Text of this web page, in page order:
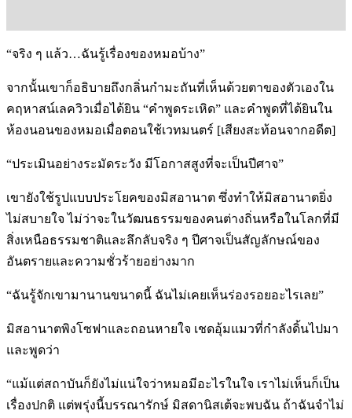
“จริง ๆ แล้ว…ฉันรู้เรื่องของหมอบ้าง”
จากนั้นเขาก็อธิบายถึงกลิ่นกำมะถันที่เห็นด้วยตาของตัวเองใน
คฤหาสน์เลควิวเมื่อได้ยิน “คำพูดระเหิด” และคำพูดที่ได้ยินใน
ห้องนอนของหมอเมื่อตอนใช้เวทมนตร์ [เสียงสะท้อนจากอดีต]
“ประเมินอย่างระมัดระวัง มีโอกาสสูงที่จะเป็นปีศาจ”
เขายังใช้รูปแบบประโยคของมิสอานาต ซึ่งทำให้มิสอานาตยิ่ง
ไม่สบายใจ ไม่ว่าจะในวัฒนธรรมของคนต่างถิ่นหรือในโลกที่มี
สิ่งเหนือธรรมชาติและลึกลับจริง ๆ ปีศาจเป็นสัญลักษณ์ของ
อันตรายและความชั่วร้ายอย่างมาก
“ฉันรู้จักเขามานานขนาดนี้ ฉันไม่เคยเห็นร่องรอยอะไรเลย”
มิสอานาตพิงโซฟาและถอนหายใจ เชดอุ้มแมวที่กำลังดิ้นไปมา
และพูดว่า
“แม้แต่สถาบันก็ยังไม่แน่ใจว่าหมอมีอะไรในใจ เราไม่เห็นก็เป็น
เรื่องปกติ แต่พรุ่งนี้บรรณารักษ์ มิสดานิสเต้จะพบฉัน ถ้าฉันจำไม่